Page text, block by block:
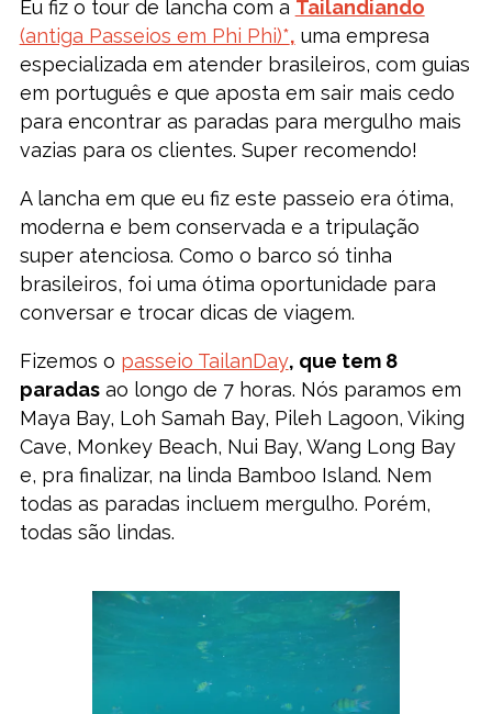
Eu fiz o tour de lancha com a Tailandiando
(antiga Passeios em Phi Phi)*, uma empresa
especializada em atender brasileiros, com guias
em português e que aposta em sair mais cedo
para encontrar as paradas para mergulho mais
vazias para os clientes. Super recomendo!
A lancha em que eu fiz este passeio era ótima,
moderna e bem conservada e a tripulação
super atenciosa. Como o barco só tinha
brasileiros, foi uma ótima oportunidade para
conversar e trocar dicas de viagem.
Fizemos o passeio TailanDay, que tem 8
paradasao longo de 7 horas. Nós paramos em
Maya Bay, Loh Samah Bay, Pileh Lagoon, Viking
Cave, Monkey Beach, Nui Bay, Wang Long Bay
e, pra finalizar, na linda Bamboo Island. Nem
todas as paradas incluem mergulho. Porém,
todas são lindas.